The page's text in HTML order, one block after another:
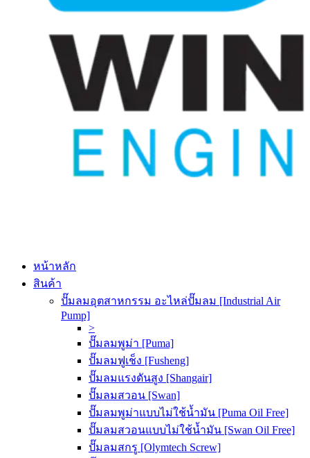
หน้าหลัก
สินค้า
ปั๊มลมอุตสาหกรรม อะไหล่ปั๊มลม [Industrial Air
Pump]
>
ปั๊มลมพูม่า [Puma]
ปั๊มลมฟูเช็ง [Fusheng]
ปั๊มลมแรงดันสูง [Shangair]
ปั๊มลมสวอน [Swan]
ปั๊มลมพูม่าแบบไม่ใช้น้ำมัน [Puma Oil Free]
ปั๊มลมสวอนแบบไม่ใช้น้ำมัน [Swan Oil Free]
ปั๊มลมสกรู [Olymtech Screw]